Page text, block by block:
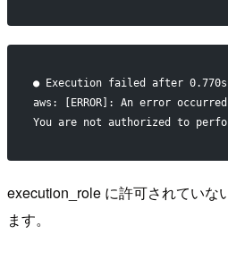
● Execution failed after
aws: [ERROR]: An error
You are not authorized to
execution_role に許可されていな
ます。